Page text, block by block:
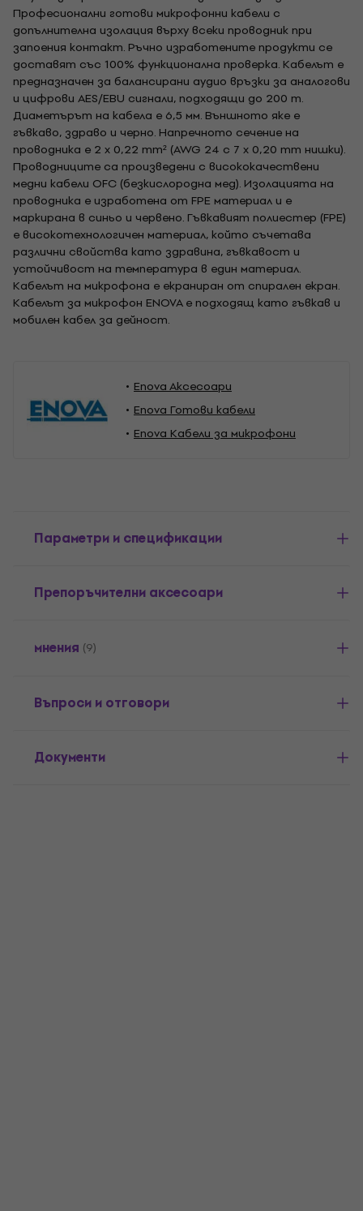
Професионални готови микрофонни кабели с
допълнителна изолация върху всеки проводник при
запоения контакт. Ръчно изработените продукти се
доставят със 100% функционална проверка. Кабелът е
предназначен за балансирани аудио връзки за аналогови
и цифрови AES/EBU сигнали, подходящи до 200 m.
Диаметърът на кабела е 6,5 мм. Външното яке е
гъвкаво, здраво и черно. Напречното сечение на
проводника е 2 x 0,22 mm² (AWG 24 с 7 x 0,20 mm нишки).
Проводниците са произведени с висококачествени
медни кабели OFC (безкислородна мед). Изолацията на
проводника е изработена от FPE материал и е
маркирана в синьо и червено. Гъвкавият полиестер (FPE)
е високотехнологичен материал, който съчетава
различни свойства като здравина, гъвкавост и
устойчивост на температура в един материал.
Кабелът на микрофона е екраниран от спирален екран.
Кабелът за микрофон ENOVA е подходящ като гъвкав и
мобилен кабел за дейност.
Enova Aксесоари
Enova Готови кабели
Enova Кабели за микрофони
Параметри и спецификации
Препоръчителни аксесоари
мнения (9)
Въпроси и отговори
Документи